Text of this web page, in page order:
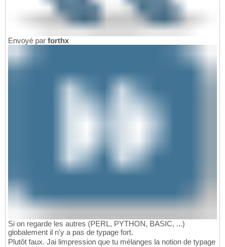
Envoyé par forthx
Si on regarde les autres (PERL, PYTHON, BASIC, ...)
globalement il n'y a pas de typage fort.
Plutôt faux. Jai limpression que tu mélanges la notion de typage